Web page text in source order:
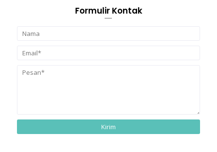
Formulir Kontak